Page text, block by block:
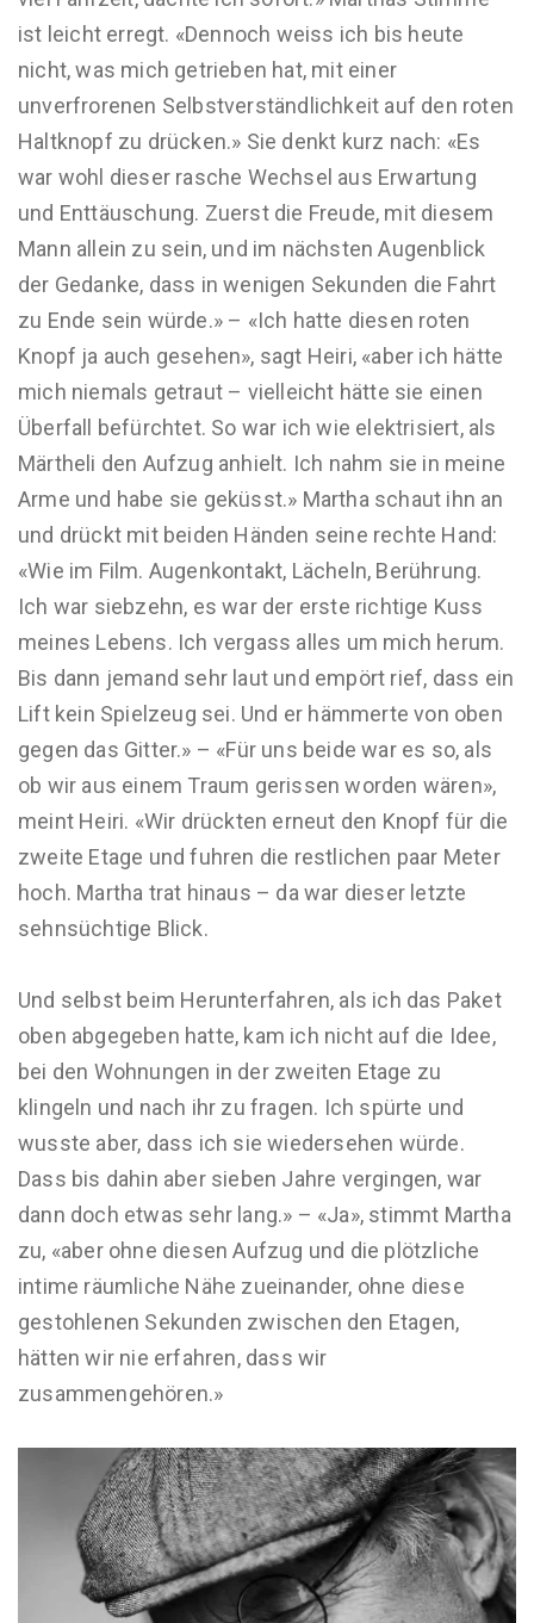
ist leicht erregt. «Dennoch weiss ich bis heute
nicht, was mich getrieben hat, mit einer
unverfrorenen Selbstverständlichkeit auf den roten
Haltknopf zu drücken.» Sie denkt kurz nach: «Es
war wohl dieser rasche Wechsel aus Erwartung
und Enttäuschung. Zuerst die Freude, mit diesem
Mann allein zu sein, und im nächsten Augenblick
der Gedanke, dass in wenigen Sekunden die Fahrt
zu Ende sein würde.» – «Ich hatte diesen roten
Knopf ja auch gesehen», sagt Heiri, «aber ich hätte
mich niemals getraut – vielleicht hätte sie einen
Überfall befürchtet. So war ich wie elektrisiert, als
Märtheli den Aufzug anhielt. Ich nahm sie in meine
Arme und habe sie geküsst.» Martha schaut ihn an
und drückt mit beiden Händen seine rechte Hand:
«Wie im Film. Augenkontakt, Lächeln, Berührung.
Ich war siebzehn, es war der erste richtige Kuss
meines Lebens. Ich vergass alles um mich herum.
Bis dann jemand sehr laut und empört rief, dass ein
Lift kein Spielzeug sei. Und er hämmerte von oben
gegen das Gitter.» – «Für uns beide war es so, als
ob wir aus einem Traum gerissen worden wären»,
meint Heiri. «Wir drückten erneut den Knopf für die
zweite Etage und fuhren die restlichen paar Meter
hoch. Martha trat hinaus – da war dieser letzte
sehnsüchtige Blick.
Und selbst beim Herunterfahren, als ich das Paket
oben abgegeben hatte, kam ich nicht auf die Idee,
bei den Wohnungen in der zweiten Etage zu
klingeln und nach ihr zu fragen. Ich spürte und
wusste aber, dass ich sie wiedersehen würde.
Dass bis dahin aber sieben Jahre vergingen, war
dann doch etwas sehr lang.» – «Ja», stimmt Martha
zu, «aber ohne diesen Aufzug und die plötzliche
intime räumliche Nähe zueinander, ohne diese
gestohlenen Sekunden zwischen den Etagen,
hätten wir nie erfahren, dass wir
zusammengehören.»